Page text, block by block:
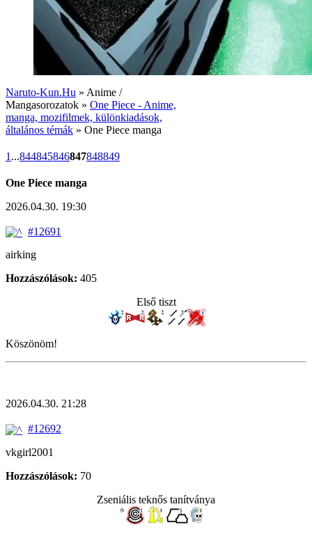
Naruto-Kun.Hu » Anime /
Mangasorozatok » One Piece - Anime,
manga, mozifilmek, különkiadások,
általános témák » One Piece manga
1 ...844845846847848849
One Piece manga
2026.04.30. 19:30
#12691
airking
Hozzászólások: 405
Első tiszt
Köszönöm!
2026.04.30. 21:28
#12692
vkgirl2001
Hozzászólások: 70
Zseniális teknős tanítványa